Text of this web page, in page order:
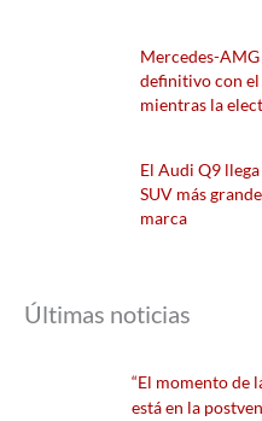
Mercedes-
definitivo con el
mientras la
El Audi Q9
SUV más
marca
Últimas noticias
“El momento de
está en la